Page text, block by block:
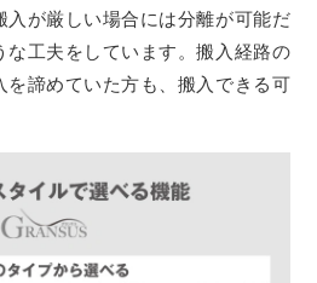
入が厳しい場合には分離が可能だ
工夫をしています。搬入経路の
を諦めていた方も、搬入できる可